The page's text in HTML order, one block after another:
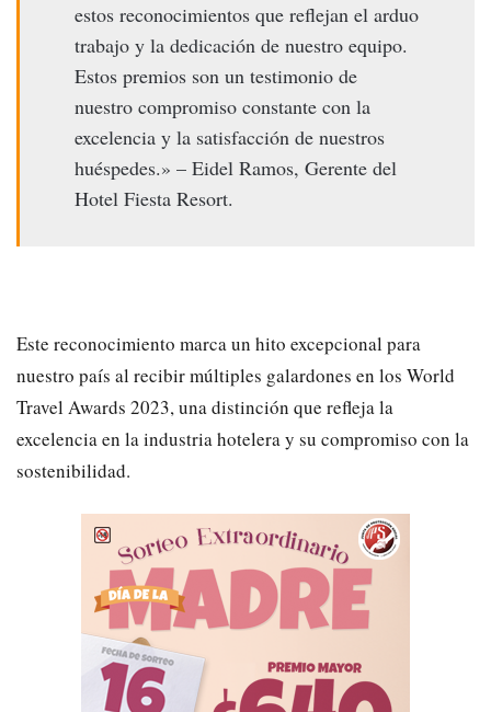
estos reconocimientos que reflejan el arduo
trabajo y la dedicación de nuestro equipo.
Estos premios son un testimonio de
nuestro compromiso constante con la
excelencia y la satisfacción de nuestros
huéspedes.» – Eidel Ramos, Gerente del
Hotel Fiesta Resort.
Este reconocimiento marca un hito excepcional para
nuestro país al recibir múltiples galardones en los World
Travel Awards 2023, una distinción que refleja la
excelencia en la industria hotelera y su compromiso con la
sostenibilidad.